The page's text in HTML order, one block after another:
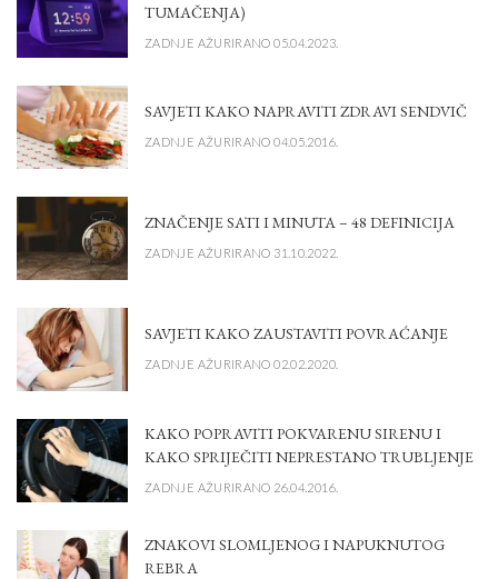
TUMAČENJA)
ZADNJE AŽURIRANO 05.04.2023.
SAVJETI KAKO NAPRAVITI ZDRAVI SENDVIČ
ZADNJE AŽURIRANO 04.05.2016.
ZNAČENJE SATI I MINUTA – 48 DEFINICIJA
ZADNJE AŽURIRANO 31.10.2022.
SAVJETI KAKO ZAUSTAVITI POVRAĆANJE
ZADNJE AŽURIRANO 02.02.2020.
KAKO POPRAVITI POKVARENU SIRENU I
KAKO SPRIJEČITI NEPRESTANO TRUBLJENJE
ZADNJE AŽURIRANO 26.04.2016.
ZNAKOVI SLOMLJENOG I NAPUKNUTOG
REBRA